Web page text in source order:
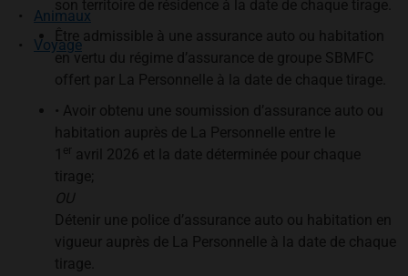
Animaux
Voyage
son territoire de résidence à la date de chaque tirage.
Être admissible à une assurance auto ou habitation
en vertu du régime d’assurance de groupe SBMFC
offert par La Personnelle à la date de chaque tirage.
• Avoir obtenu une soumission d’assurance auto ou
habitation auprès de La Personnelle entre le
1 er avril 2026 et la date déterminée pour chaque
tirage;
OU
Détenir une police d’assurance auto ou habitation en
vigueur auprès de La Personnelle à la date de chaque
tirage.